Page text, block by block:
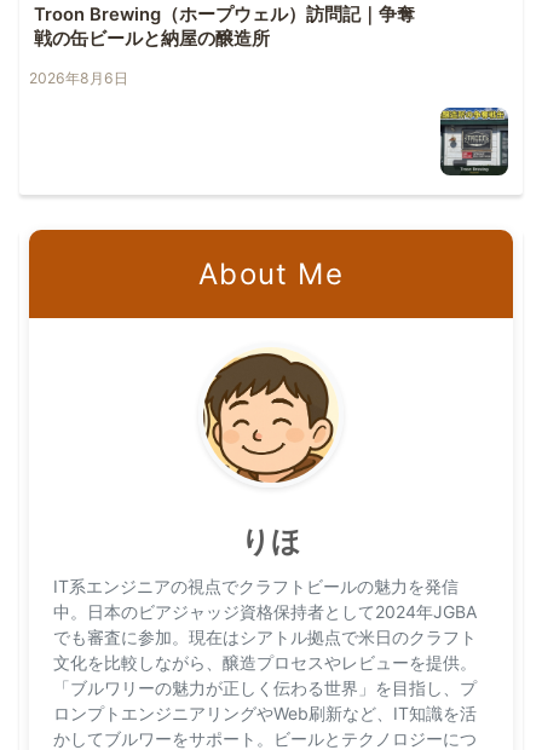
Troon Brewing（ホープウェル）訪問記｜争奪
戦の缶ビールと納屋の醸造所
2026年8月6日
About Me
りほ
IT系エンジニアの視点でクラフトビールの魅力を発信
中。日本のビアジャッジ資格保持者として2024年JGBA
でも審査に参加。現在はシアトル拠点で米日のクラフト
文化を比較しながら、醸造プロセスやレビューを提供。
「ブルワリーの魅力が正しく伝わる世界」を目指し、プ
ロンプトエンジニアリングやWeb刷新など、IT知識を活
かしてブルワーをサポート。ビールとテクノロジーにつ